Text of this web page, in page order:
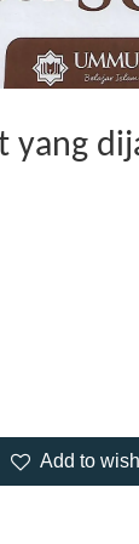
yang
Add to